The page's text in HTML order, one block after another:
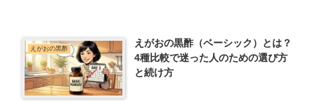
えがおの黒酢
えがおの黒酢（ベーシック）とは？
4種比較で迷った人のための選び方
と続け方